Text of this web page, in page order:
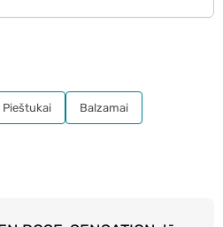
Pieštukai Balzamai